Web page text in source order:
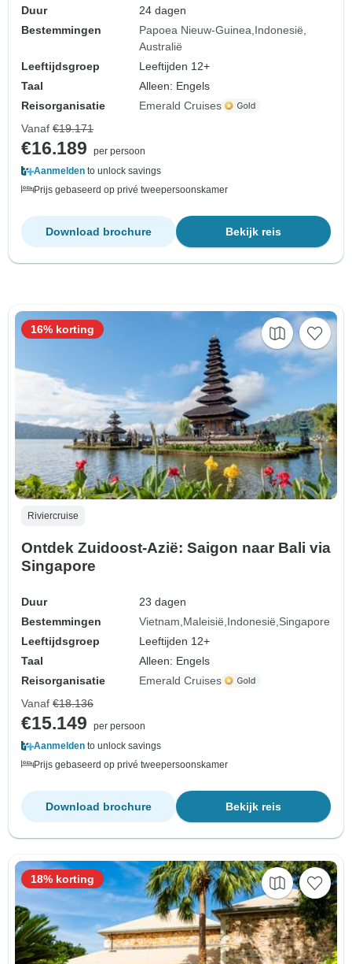
Duur
24 dagen
Bestemmingen
Papoea Nieuw-Guinea Indonesië
Australië
Leeftijdsgroep
Leeftijden 12+
Taal
Alleen: Engels
Reisorganisatie
Emerald Cruises
Vanaf €19.171
€16.189
per persoon
Aanmelden to unlock savings
Prijs gebaseerd op privé tweepersoonskamer
Bekijk reis
Download brochure
Riviercruise
Ontdek Zuidoost-Azië: Saigon naar Bali via
Singapore
Duur
23 dagen
Bestemmingen
Vietnam Maleisië Indonesië Singapore
Leeftijdsgroep
Leeftijden 12+
Taal
Alleen: Engels
Reisorganisatie
Emerald Cruises
16% korting
Vanaf €18.136
€15.149
per persoon
Aanmelden to unlock savings
Prijs gebaseerd op privé tweepersoonskamer
Bekijk reis
Download brochure
18% korting